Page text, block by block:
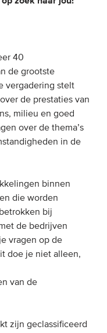
40
de grootste
vergadering stelt
de prestaties van
milieu en goed
over de thema’s
in de
binnen
die worden
bij
de bedrijven
vragen op de
doe je niet alleen,
van de
zijn geclassificeerd